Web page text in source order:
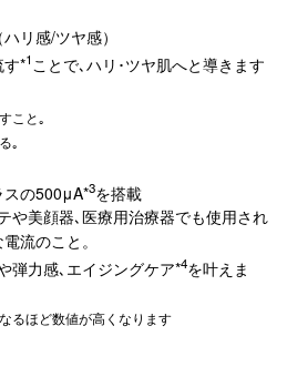
リ感/ツヤ感）
す*1ことで､ハリ･ツヤ肌へと導きます
こと｡
｡
スの500μA*3を搭載
や美顔器､医療用治療器でも使用され
流のこと。
弾力感､エイジングケア*4を叶えま
るほど数値が高くなります